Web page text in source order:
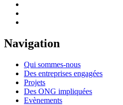
Navigation
Qui sommes-nous
Des entreprises engagées
Projets
Des ONG impliquées
Evènements